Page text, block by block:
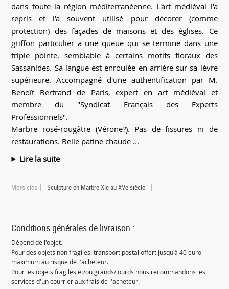
dans toute la région méditerranéenne. L'art médiéval l'a
repris et l'a souvent utilisé pour décorer (comme
protection) des façades de maisons et des églises. Ce
griffon particulier a une queue qui se termine dans une
triple pointe, semblable à certains motifs floraux des
Sassanides. Sa langue est enroulée en arrière sur sa lèvre
supérieure. Accompagné d'une authentification par M.
Benoît Bertrand de Paris, expert en art médiéval et
membre du "Syndicat Français des Experts
Professionnels".
Marbre rosé-rougâtre (Vérone?). Pas de fissures ni de
restaurations. Belle patine chaude ...
Lire la suite
Mots clés Sculpture en Marbre XIe au XVe siècle
Conditions générales de livraison :
Dépend de l'objet.
Pour des objets non fragiles: transport postal offert jusqu'à 40 euro
maximum au risque de l'acheteur.
Pour les objets fragiles et/ou grands/lourds nous recommandons les
services d'un courrier aux frais de l'acheteur.